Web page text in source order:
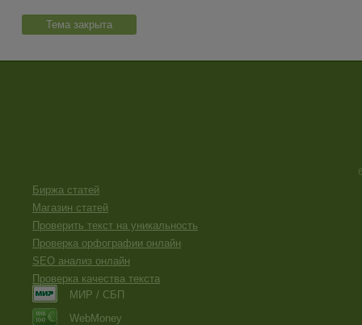
Тема закрыта
Биржа статей
Магазин статей
Проверить текст на уникальность
Проверка орфографии онлайн
SEO анализ онлайн
Проверка качества текста
МИР / СБП
WebMoney